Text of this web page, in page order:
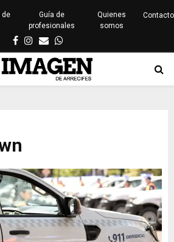
de
Guía de
profesionales
Quienes
somos
Contacto
Facebook
Instagram
EmailWhatsapp